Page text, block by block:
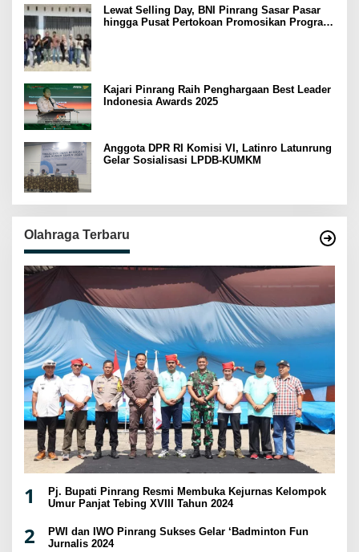
Lewat Selling Day, BNI Pinrang Sasar Pasar
hingga Pusat Pertokoan Promosikan Program
Kajari Pinrang Raih Penghargaan Best Leader
Indonesia Awards 2025
Anggota DPR RI Komisi VI, Latinro Latunrung
Gelar Sosialisasi LPDB-KUMKM
Olahraga Terbaru
1
Pj. Bupati Pinrang Resmi Membuka Kejurnas Kelompok
Umur Panjat Tebing XVIII Tahun 2024
2
PWI dan IWO Pinrang Sukses Gelar ‘Badminton Fun
Jurnalis 2024